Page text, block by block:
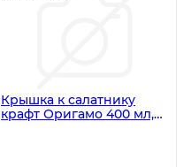
Крышка к салатнику
крафт Оригамо 400 мл,